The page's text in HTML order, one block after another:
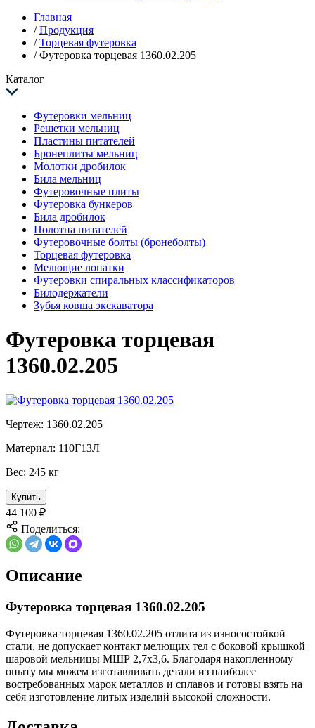
Главная
/ Продукция
/ Торцевая футеровка
/ Футеровка торцевая 1360.02.205
Каталог
Футеровки мельниц
Решетки мельниц
Пластины питателей
Бронеплиты мельниц
Молотки дробилок
Била мельниц
Футеровочные плиты
Футеровка бункеров
Била дробилок
Полотна питателей
Футеровочные болты (бронеболты)
Торцевая футеровка
Мелющие лопатки
Футеровки спиральных классификаторов
Билодержатели
Зубья ковша экскаватора
Футеровка торцевая
1360.02.205
Чертеж: 1360.02.205
Материал: 110Г13Л
Вес: 245 кг
Купить
44 100 ₽
Поделиться:
Описание
Футеровка торцевая 1360.02.205
Футеровка торцевая 1360.02.205 отлита из износостойкой
стали, не допускает контакт мелющих тел с боковой крышкой
шаровой мельницы МШР 2,7х3,6. Благодаря накопленному
опыту мы можем изготавливать детали из наиболее
востребованных марок металлов и сплавов и готовы взять на
себя изготовление литых изделий высокой сложности.